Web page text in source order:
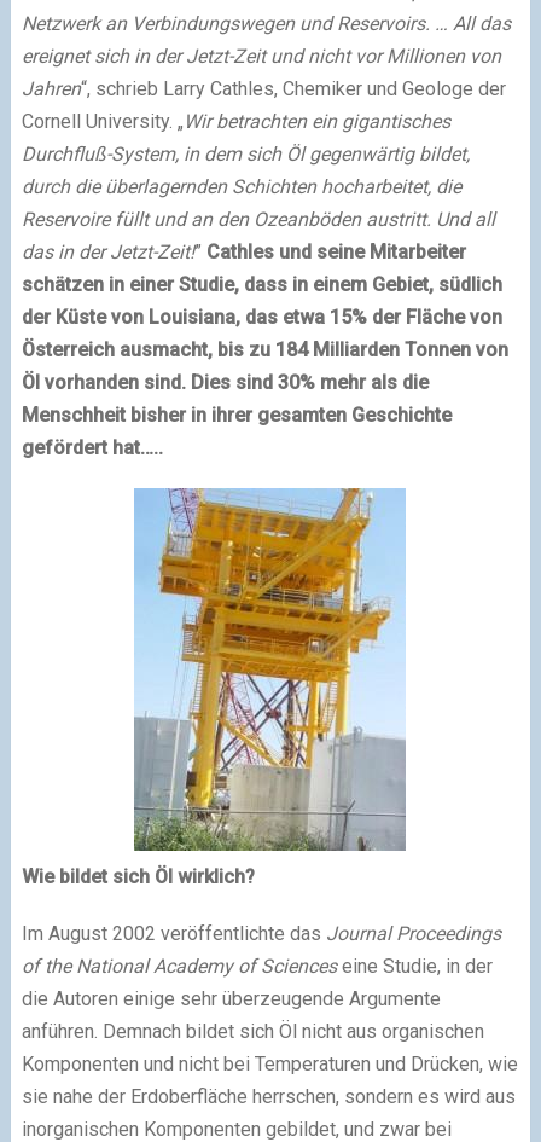
Netzwerk an Verbindungswegen und Reservoirs. … All das
ereignet sich in der Jetzt-Zeit und nicht vor Millionen von
Jahren“, schrieb Larry Cathles, Chemiker und Geologe der
Cornell University. „ Wir betrachten ein gigantisches
Durchfluß-System, in dem sich Öl gegenwärtig bildet,
durch die überlagernden Schichten hocharbeitet, die
Reservoire füllt und an den Ozeanböden austritt. Und all
das in der Jetzt-Zeit!” Cathles und seine Mitarbeiter
schätzen in einer Studie, dass in einem Gebiet, südlich
der Küste von Louisiana, das etwa 15% der Fläche von
Österreich ausmacht, bis zu 184 Milliarden Tonnen von
Öl vorhanden sind. Dies sind 30% mehr als die
Menschheit bisher in ihrer gesamten Geschichte
gefördert hat…..
Wie bildet sich Öl wirklich?
Im August 2002 veröffentlichte das Journal Proceedings
of the National Academy of Scienceseine Studie, in der
die Autoren einige sehr überzeugende Argumente
anführen. Demnach bildet sich Öl nicht aus organischen
Komponenten und nicht bei Temperaturen und Drücken, wie
sie nahe der Erdoberfläche herrschen, sondern es wird aus
inorganischen Komponenten gebildet, und zwar bei